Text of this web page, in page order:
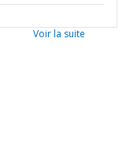
Voir la suite